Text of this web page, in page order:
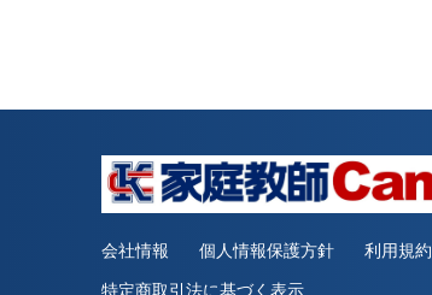
会社情報 個人情報保護方針 利用規約
特定商取引法に基づく表示